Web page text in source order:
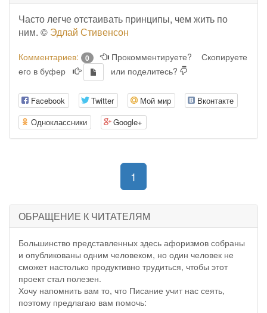
Часто легче отстаивать принципы, чем жить по
ним. © Эдлай Стивенсон
Комментариев: 0 Прокомментируете?
Скопируете
его в буфер
или поделитесь?
Facebook Twitter Мой мир
Вконтакте
Одноклассники
Google+
1
ОБРАЩЕНИЕ К ЧИТАТЕЛЯМ
Большинство представленных здесь афоризмов собраны
и опубликованы одним человеком, но один человек не
сможет настолько продуктивно трудиться, чтобы этот
проект стал полезен.
Хочу напомнить вам то, что Писание учит нас сеять,
поэтому предлагаю вам помочь: